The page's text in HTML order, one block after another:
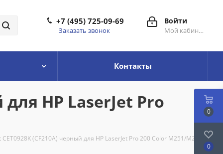
Войти
Мой кабинет
+7 (495) 725-09-69
Заказать звонок
Контакты
HP LaserJet Pro
(CF210A) черный для HP LaserJet Pro 200 Color M251/M276
0
0